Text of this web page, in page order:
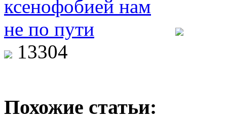
13304
Похожие статьи: